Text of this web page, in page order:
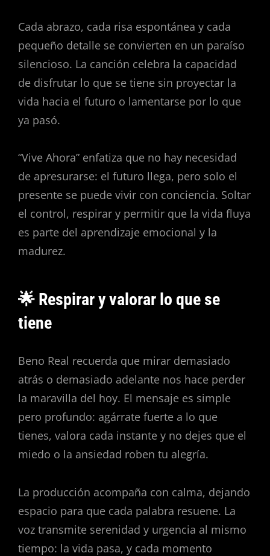
Cada abrazo, cada risa espontánea y cada
pequeño detalle se convierten en un paraíso
silencioso. La canción celebra la capacidad
de disfrutar lo que se tiene sin proyectar la
vida hacia el futuro o lamentarse por lo que
ya pasó.
“Vive Ahora” enfatiza que no hay necesidad
de apresurarse: el futuro llega, pero solo el
presente se puede vivir con conciencia. Soltar
el control, respirar y permitir que la vida fluya
es parte del aprendizaje emocional y la
madurez.
🌟 Respirar y valorar lo que se
tiene
Beno Real recuerda que mirar demasiado
atrás o demasiado adelante nos hace perder
la maravilla del hoy. El mensaje es simple
pero profundo: agárrate fuerte a lo que
tienes, valora cada instante y no dejes que el
miedo o la ansiedad roben tu alegría.
La producción acompaña con calma, dejando
espacio para que cada palabra resuene. La
voz transmite serenidad y urgencia al mismo
tiempo: la vida pasa, y cada momento